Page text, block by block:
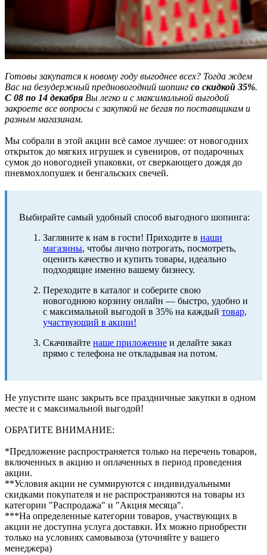
Готовы закупатся к новому году выгоднее всех? Тогда ждем
Вас на безудержный предновогодний шопинг со скидкой 35%.
С 08 по 14 декабря Вы легко и с максимальной выгодой
закроете все вопросы с закупкой не бегая по поставщикам и
разным магазинам.
Мы собрали в этой акции всё самое лучшее: от новогодних
открыток до мягких игрушек и сувениров, от подарочных
сумок до новогодней упаковки, от сверкающего дождя до
пневмохлопушек и бенгальских свечей.
Выбирайте самый удобный способ выгодного шопинга:
Загляните к нам в гости! Приходите в наши
магазины, чтобы лично потрогать, посмотреть,
оценить качество и купить товары, идеально
подходящие именно вашему бизнесу.
Переходите в каталог и соберите свою
новогоднюю корзину онлайн — быстро, удобно и
с максимальной выгодой в 35% на каждый товар,
участвующий в акции!
Скачивайте наше приложение и делайте заказ
прямо с телефона не откладывая на потом.
Не упустите шанс закрыть все праздничные закупки в одном
месте и с максимальной выгодой!
ОБРАТИТЕ ВНИМАНИЕ:
*Предложение распространяется только на перечень товаров,
включенных в акцию и оплаченных в период проведения
акции.
**Условия акции не суммируются с индивидуальными
скидками покупателя и не распространяются на товары из
категории "Распродажа" и "Акция месяца".
***На определенные категории товаров, участвующих в
акции не доступна услуга доставки. Их можно приобрести
только на условиях самовывоза (уточняйте у вашего
менеджера)